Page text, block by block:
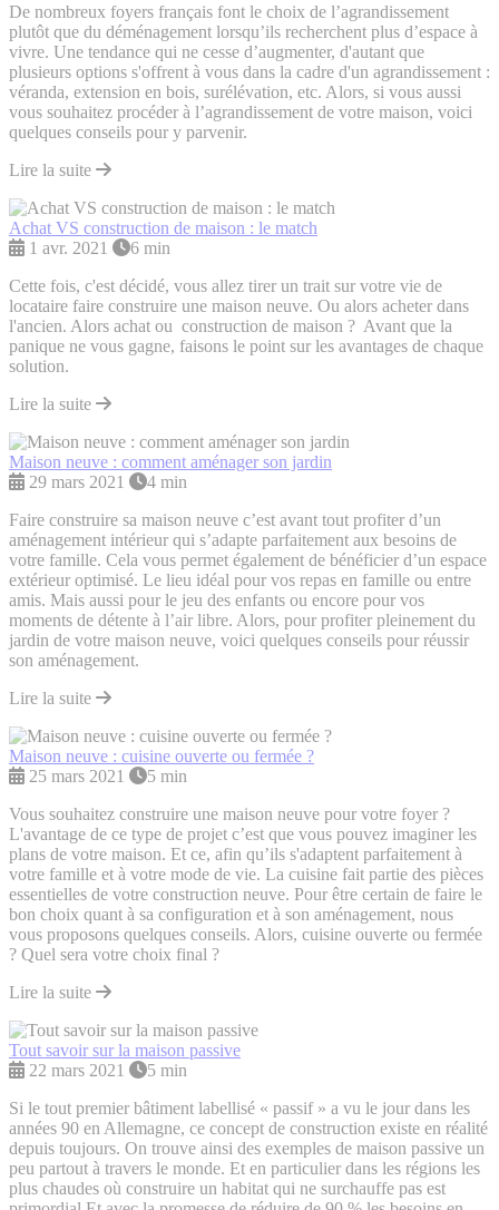
De nombreux foyers français font le choix de l’agrandissement
plutôt que du déménagement lorsqu’ils recherchent plus d’espace à
vivre. Une tendance qui ne cesse d’augmenter, d'autant que
plusieurs options s'offrent à vous dans la cadre d'un agrandissement :
véranda, extension en bois, surélévation, etc. Alors, si vous aussi
vous souhaitez procéder à l’agrandissement de votre maison, voici
quelques conseils pour y parvenir.
Lire la suite
Achat VS construction de maison : le match
1 avr. 2021
6 min
Cette fois, c'est décidé, vous allez tirer un trait sur votre vie de
locataire faire construire une maison neuve. Ou alors acheter dans
l'ancien. Alors achat ou construction de maison ? Avant que la
panique ne vous gagne, faisons le point sur les avantages de chaque
solution.
Lire la suite
Maison neuve : comment aménager son jardin
29 mars 2021
4 min
Faire construire sa maison neuve c’est avant tout profiter d’un
aménagement intérieur qui s’adapte parfaitement aux besoins de
votre famille. Cela vous permet également de bénéficier d’un espace
extérieur optimisé. Le lieu idéal pour vos repas en famille ou entre
amis. Mais aussi pour le jeu des enfants ou encore pour vos
moments de détente à l’air libre. Alors, pour profiter pleinement du
jardin de votre maison neuve, voici quelques conseils pour réussir
son aménagement.
Lire la suite
Maison neuve : cuisine ouverte ou fermée ?
25 mars 2021
5 min
Vous souhaitez construire une maison neuve pour votre foyer ?
L'avantage de ce type de projet c’est que vous pouvez imaginer les
plans de votre maison. Et ce, afin qu’ils s'adaptent parfaitement à
votre famille et à votre mode de vie. La cuisine fait partie des pièces
essentielles de votre construction neuve. Pour être certain de faire le
bon choix quant à sa configuration et à son aménagement, nous
vous proposons quelques conseils. Alors, cuisine ouverte ou fermée
? Quel sera votre choix final ?
Lire la suite
Tout savoir sur la maison passive
22 mars 2021
5 min
Si le tout premier bâtiment labellisé « passif » a vu le jour dans les
années 90 en Allemagne, ce concept de construction existe en réalité
depuis toujours. On trouve ainsi des exemples de maison passive un
peu partout à travers le monde. Et en particulier dans les régions les
plus chaudes où construire un habitat qui ne surchauffe pas est